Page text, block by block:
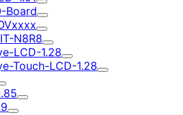
Board
N8R8
LCD-1.28
Touch-LCD-1.28